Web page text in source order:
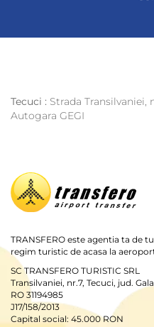
Tecuci : Strada Transilvaniei,
Autogara GEGI
TRANSFERO este agentia ta de
regim turistic de acasa la
SC TRANSFERO TURISTIC SRL
Transilvaniei, nr.7, Tecuci, jud.
RO 31194985
J17/158/2013
Capital social: 45.000 RON